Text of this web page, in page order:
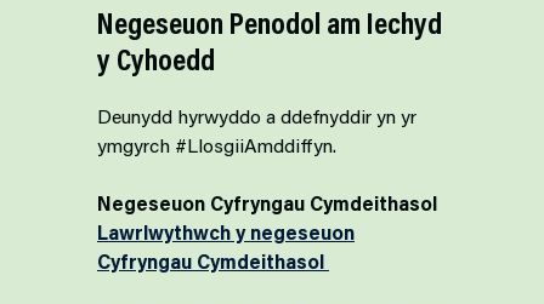
Negeseuon Penodol am Iechyd
y Cyhoedd
Deunydd hyrwyddo a ddefnyddir yn yr
ymgyrch #LlosgiiAmddiffyn.
Negeseuon Cyfryngau Cymdeithasol
Lawrlwythwch y negeseuon
Cyfryngau Cymdeithasol